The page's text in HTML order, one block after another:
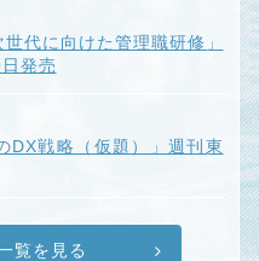
代に向けた管理職研修」
発売
DX戦略（仮題）」週刊東
覧を見る